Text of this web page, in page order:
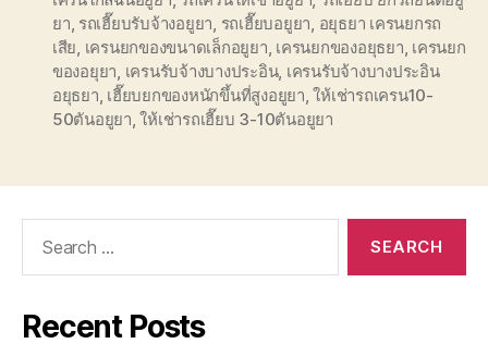
ยา รถเฮี๊ยบรับจ้างอยูยา รถเฮี๊ยบอยูยา อยุธยา เครนยกรถ
เสีย เครนยกของขนาดเล็กอยูยา เครนยกของอยุธยา เครนยก
ของอยุยา เครนรับจ้างบางประอิน, เครนรับจ้างบางประอิน
อยุธยา เฮี๊ยบยกของหนักขึ้นที่สูงอยูยา ,ให้เช่ารถเครน10-
50ตันอยูยา ,ให้เช่ารถเฮี๊ยบ 3-10ตันอยูยา
Recent Posts